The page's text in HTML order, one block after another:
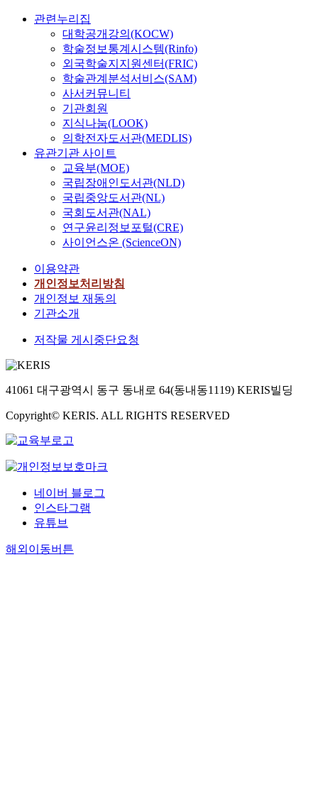
관련누리집
대학공개강의(KOCW)
학술정보통계시스템(Rinfo)
외국학술지지원센터(FRIC)
학술관계분석서비스(SAM)
사서커뮤니티
기관회원
지식나눔(LOOK)
의학전자도서관(MEDLIS)
유관기관 사이트
교육부(MOE)
국립장애인도서관(NLD)
국립중앙도서관(NL)
국회도서관(NAL)
연구윤리정보포털(CRE)
사이언스온 (ScienceON)
이용약관
개인정보처리방침
개인정보 재동의
기관소개
저작물 게시중단요청
41061 대구광역시 동구 동내로 64(동내동1119) KERIS빌딩
Copyright© KERIS. ALL RIGHTS RESERVED
네이버 블로그
인스타그램
유튜브
해외이동버튼